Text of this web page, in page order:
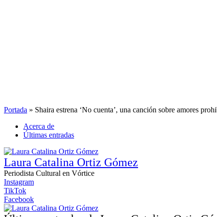
Portada » Shaira estrena ‘No cuenta’, una canción sobre amores
Acerca de
Últimas entradas
Laura Catalina Ortiz Gómez
Periodista Cultural en Vórtice
Instagram
TikTok
Facebook